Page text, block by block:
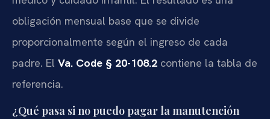
obligación mensual base que se divide
proporcionalmente según el ingreso de cada
padre. El Va. Code § 20-108.2 contiene la tabla de
referencia.
¿Qué pasa si no puedo pagar la manutención